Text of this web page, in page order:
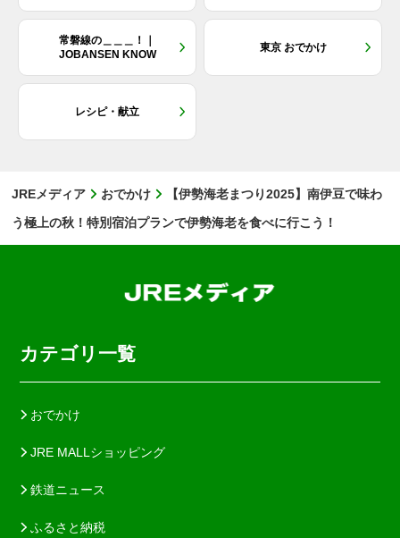
常磐線の＿＿＿！｜
JOBANSEN KNOW
東京 おでかけ
レシピ・献立
JREメディア おでかけ
【伊勢海老まつり2025】南伊豆で味わ
う極上の秋！特別宿泊プランで伊勢海老を食べに行こう！
カテゴリ一覧
おでかけ
JRE MALLショッピング
鉄道ニュース
ふるさと納税